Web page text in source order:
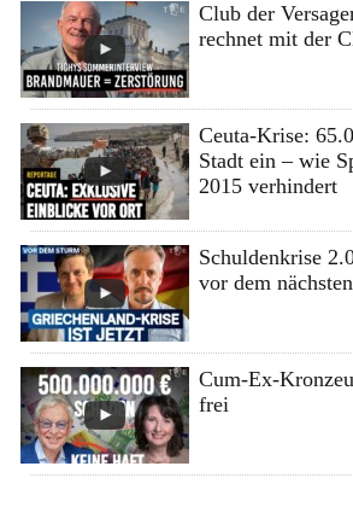
Club der
rechnet mit der
Ceuta-Krise:
Stadt ein – wie
2015 verhindert
Schuldenkrise
vor dem
Cum-Ex-
frei